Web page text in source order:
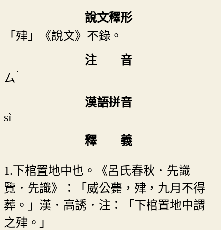
說文釋形
「肂」《說文》不錄。
注 音
ㄙˋ
漢語拼音
sì
釋 義
1.下棺置地中也。《呂氏春秋．先識
覽．先識》：「威公薨，肂，九月不得
葬。」漢．高誘．注：「下棺置地中謂
之肂。」